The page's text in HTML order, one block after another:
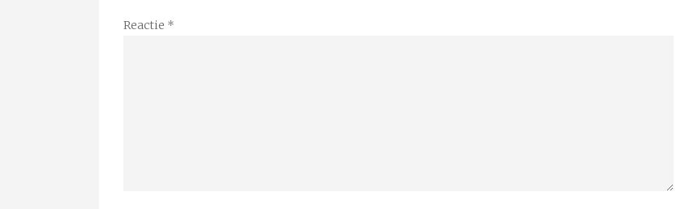
Reactie *